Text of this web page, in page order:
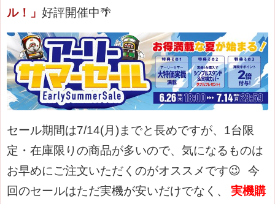
ル！」 好評開催中🌴
セール期間は7/14(月)までと長めですが、 1台限
定・在庫限りの商品が多いので、 気になるものは
お早めにご注文いただくのがオススメです😉
今
回のセールはただ実機が安いだけでなく、
実機購